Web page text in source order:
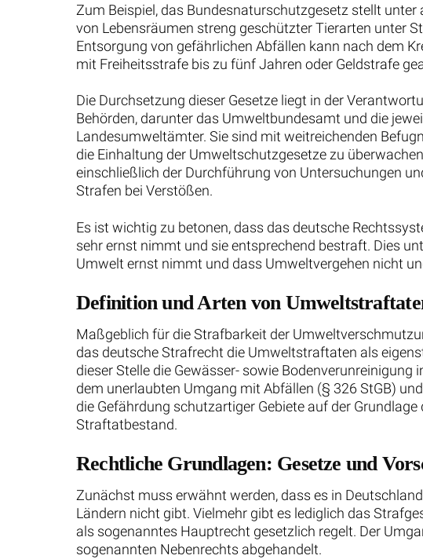
Zum Beispiel, das Bundesnaturschutzgesetz stellt unter
von Lebensräumen streng geschützter Tierarten unter
Entsorgung von gefährlichen Abfällen kann nach dem
mit Freiheitsstrafe bis zu fünf Jahren oder Geldstrafe
Die Durchsetzung dieser Gesetze liegt in der
Behörden, darunter das Umweltbundesamt und die
Landesumweltämter. Sie sind mit weitreichenden
die Einhaltung der Umweltschutzgesetze zu
einschließlich der Durchführung von Untersuchungen
Strafen bei Verstößen.
Es ist wichtig zu betonen, dass das deutsche
sehr ernst nimmt und sie entsprechend bestraft. Dies
Umwelt ernst nimmt und dass Umweltvergehen nicht
Definition und Arten von
Maßgeblich für die Strafbarkeit der
das deutsche Strafrecht die Umweltstraftaten als
dieser Stelle die Gewässer- sowie
dem unerlaubten Umgang mit Abfällen (§ 326 StGB)
die Gefährdung schutzartiger Gebiete auf der
Straftatbestand.
Rechtliche Grundlagen: Gesetze und
Zunächst muss erwähnt werden, dass es in
Ländern nicht gibt. Vielmehr gibt es lediglich das
als sogenanntes Hauptrecht gesetzlich regelt. Der
sogenannten Nebenrechts abgehandelt.